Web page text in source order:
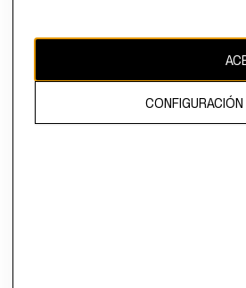
propiedad de H&M Hennes & Mauritz AB.